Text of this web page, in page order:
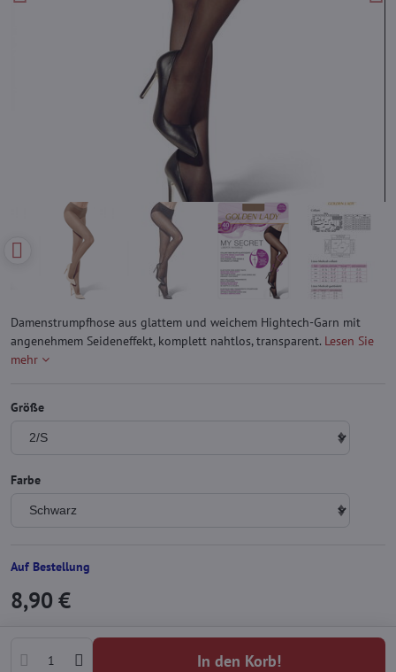
Damenstrumpfhose aus glattem und weichem Hightech-Garn mit
angenehmem Seideneffekt, komplett nahtlos, transparent. Lesen Sie
mehr
Größe
Farbe
Auf Bestellung
8,90 €
In den Korb!